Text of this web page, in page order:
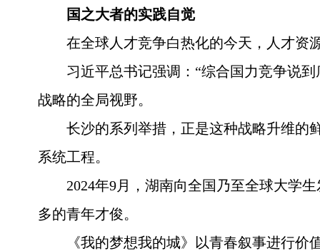
国之大者的实践自觉
在全球人才竞争白热化的今天，人才资
习近平总书记强调：“综合国力竞争说
战略的全局视野。
长沙的系列举措，正是这种战略升维的
系统工程。
2024年9月，湖南向全国乃至全球大学
多的青年才俊。
《我的梦想我的城》以青春叙事进行